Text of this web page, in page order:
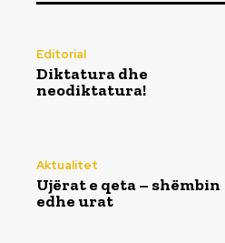
Editorial
Diktatura dhe
neodiktatura!
Aktualitet
Ujërat e qeta – shëmbin
edhe urat